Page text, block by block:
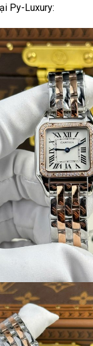
Py-Luxury: